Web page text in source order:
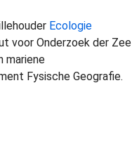
Ecologie
voor Onderzoek der Zee
mariene
Fysische Geografie.